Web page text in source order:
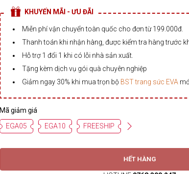
KHUYẾN MÃI - ƯU ĐÃI
Miễn phí vận chuyển toàn quốc cho đơn từ 199.000đ.
Thanh toán khi nhận hàng, được kiểm tra hàng trước
Hỗ trợ 1 đổi 1 khi có lỗi nhà sản xuất.
Tặng kèm dịch vụ gói quà chuyên nghiệp
Giảm ngay 30% khi mua trọn bộ BST trang sức EVA
Mã giảm giá
EGA05
EGA10 FREESHIP
HẾT HÀNG